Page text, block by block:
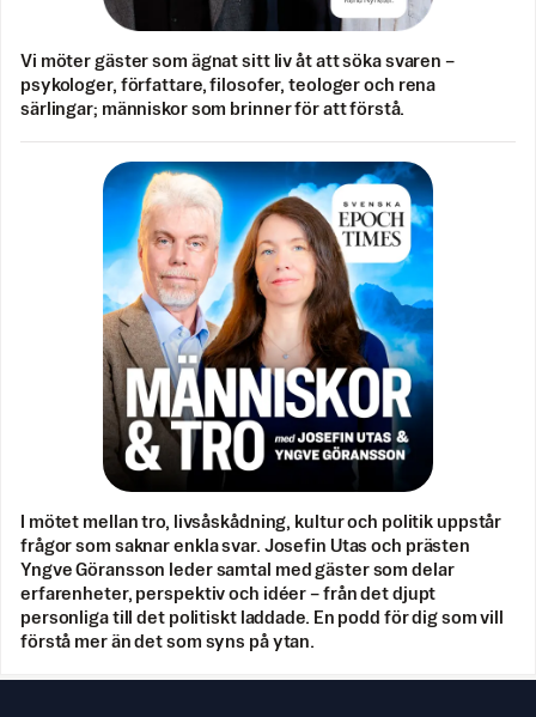
Vi möter gäster som ägnat sitt liv åt att söka svaren –
psykologer, författare, filosofer, teologer och rena
särlingar; människor som brinner för att förstå.
I mötet mellan tro, livsåskådning, kultur och politik uppstår
frågor som saknar enkla svar. Josefin Utas och prästen
Yngve Göransson leder samtal med gäster som delar
erfarenheter, perspektiv och idéer – från det djupt
personliga till det politiskt laddade. En podd för dig som vill
förstå mer än det som syns på ytan.